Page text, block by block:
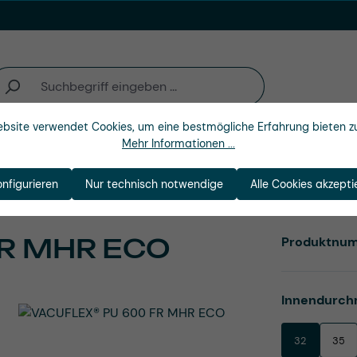
MHR ECO
32 35
verwendet Cookies, um eine bestmögliche Erfahrung bieten
Mehr Informationen ...
Nur technisch notwendige Alle Cookies